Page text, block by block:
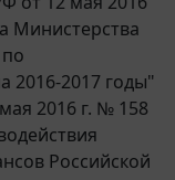
Министерства
2017 годы"
2016 г. № 158
Российской